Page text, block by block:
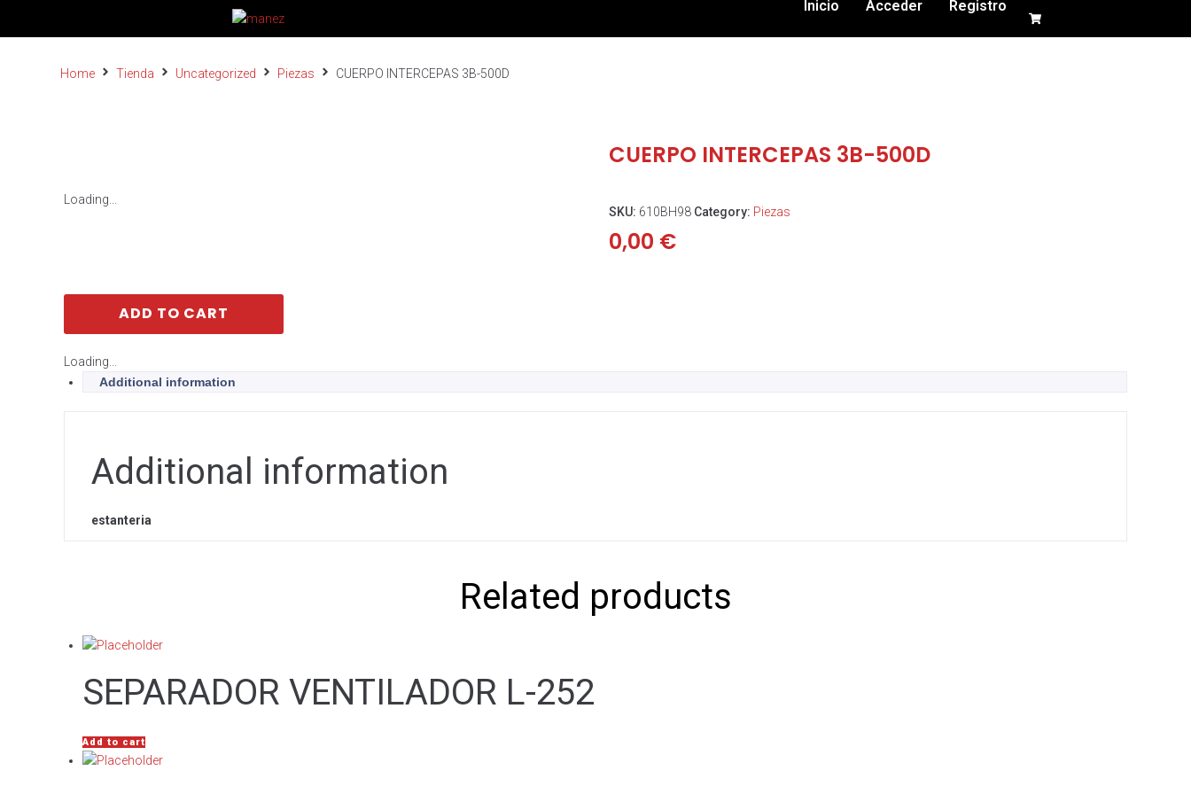
Inicio Acceder Registro
Home Tienda Uncategorized Piezas CUERPO INTERCEPAS 3B-500D
Loading...
CUERPO INTERCEPAS 3B-500D
SKU: 610BH98 Category: Piezas
0,00 €
ADD TO CART
Loading...
Additional information
Additional information
estanteria
Related products
SEPARADOR VENTILADOR L-252
Add to cart